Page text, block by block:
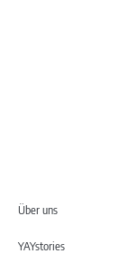
Über uns
YAYstories